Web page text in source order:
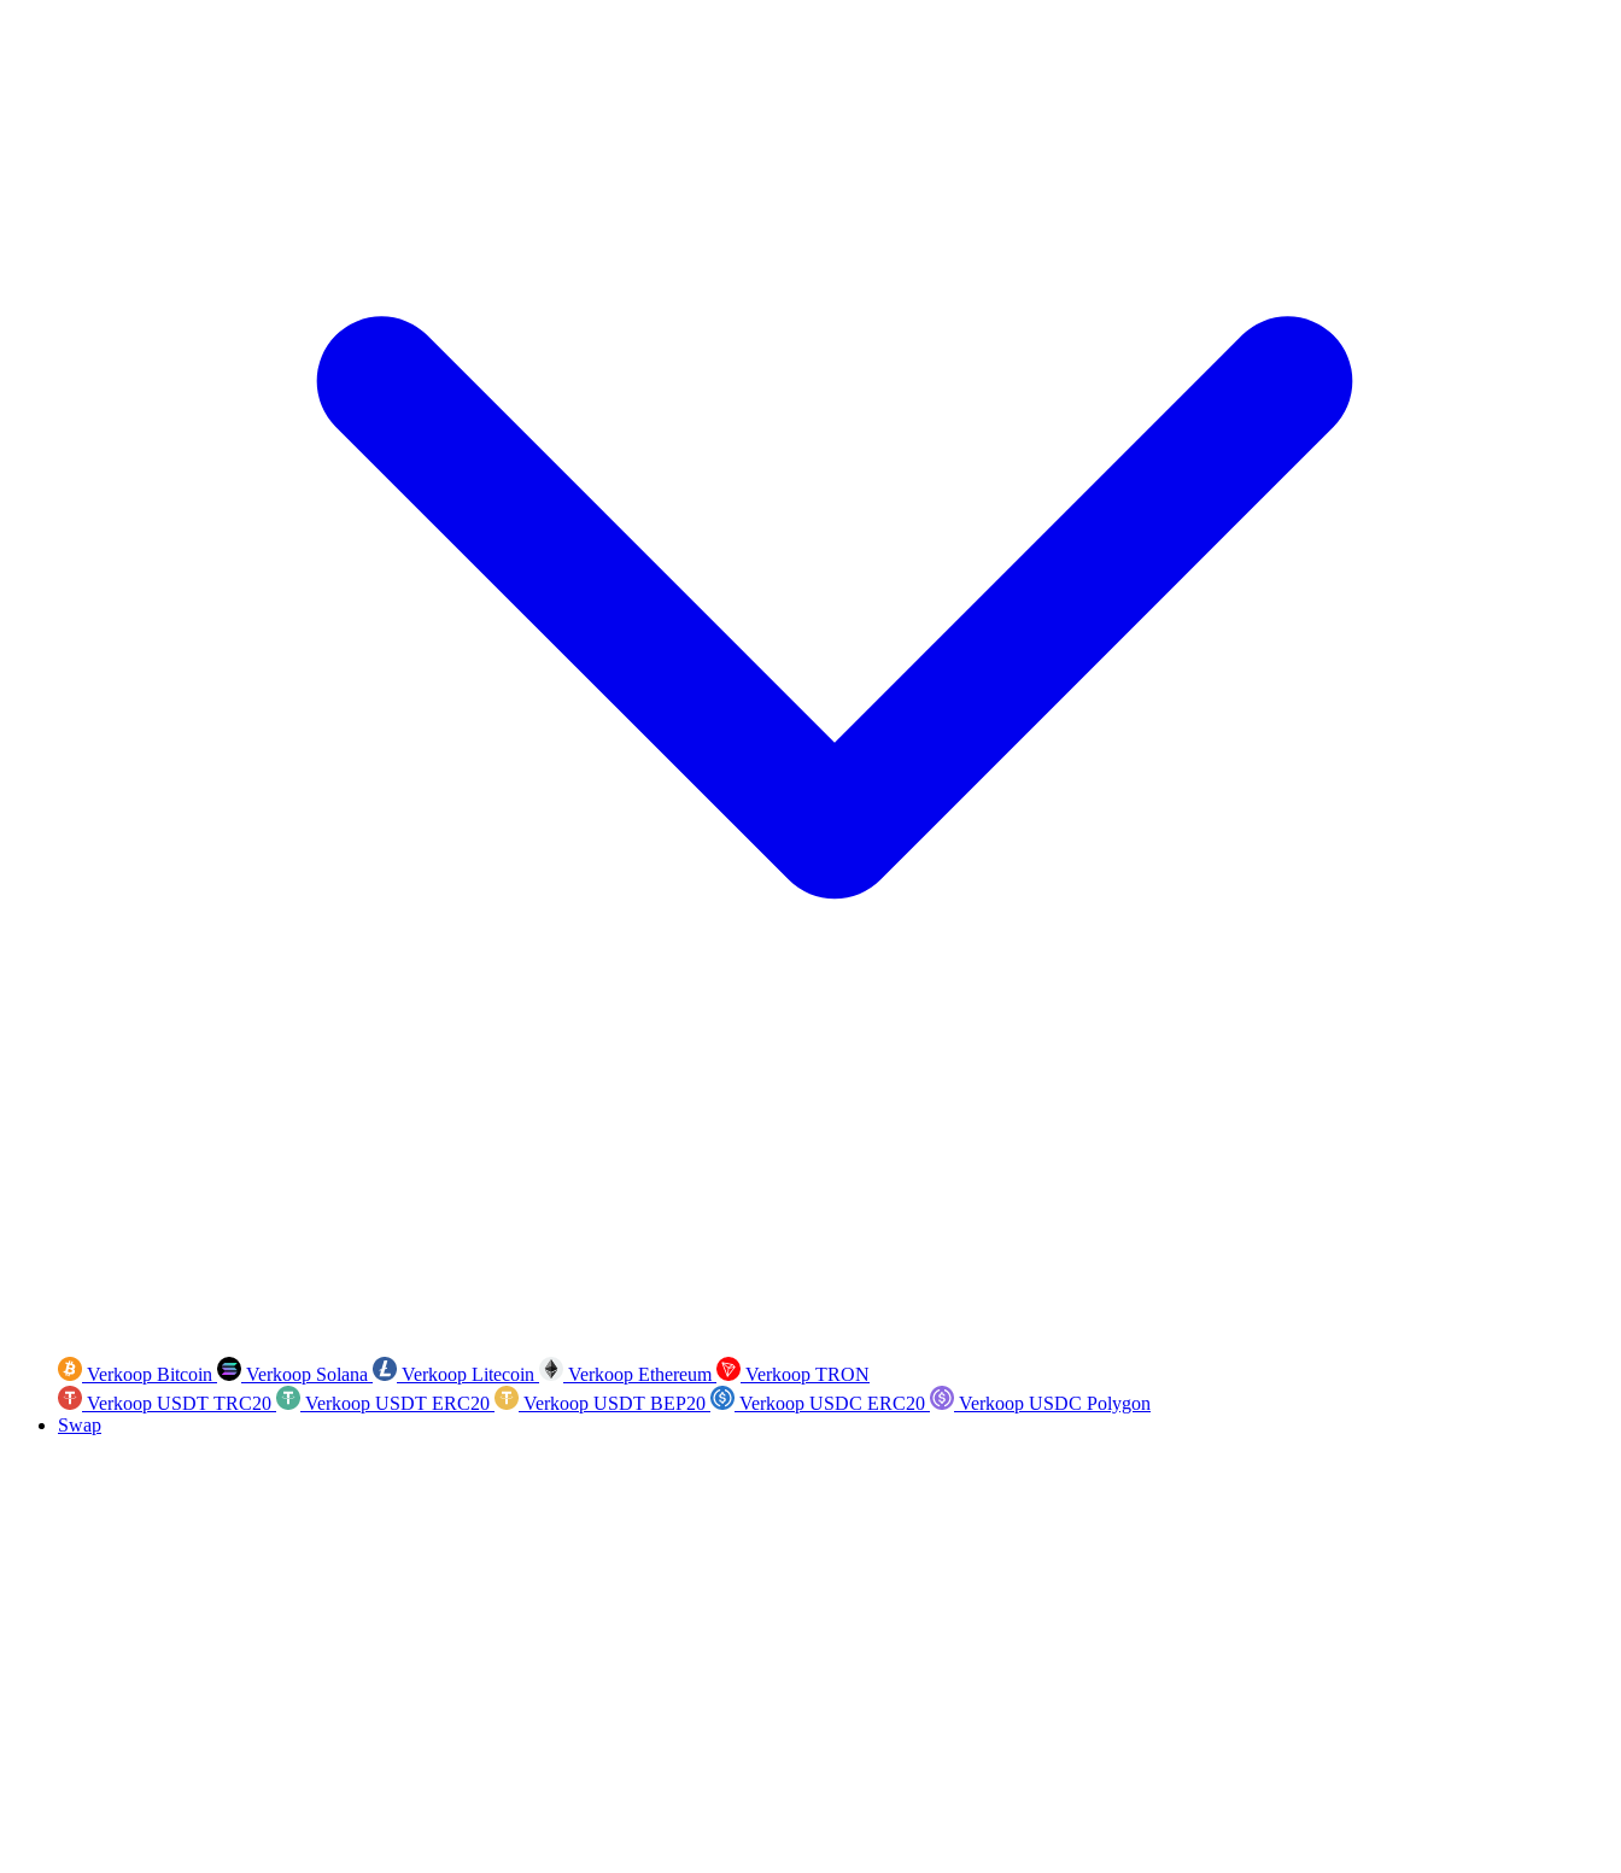
Verkoop Bitcoin Verkoop Solana Verkoop Litecoin Verkoop Ethereum
Verkoop TRON
Verkoop USDT TRC20
Verkoop USDT ERC20 Verkoop USDT BEP20 Verkoop USDC ERC20
Verkoop USDC Polygon
Swap